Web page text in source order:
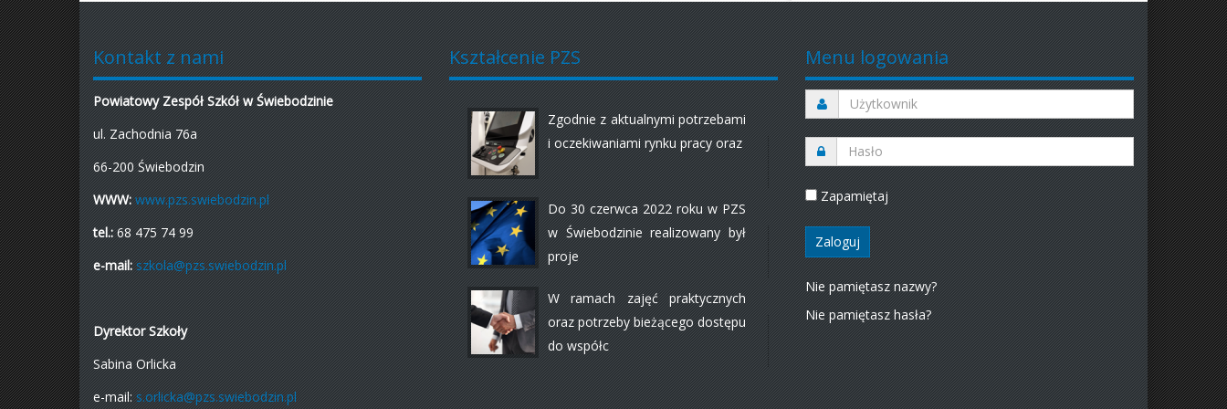
Kontakt z nami
Powiatowy Zespół Szkół w Świebodzinie
ul. Zachodnia 76a
66-200 Świebodzin
WWW: www.pzs.swiebodzin.pl
tel.: 68 475 74 99
e-mail: szkola@pzs.swiebodzin.pl
Dyrektor Szkoły
Sabina Orlicka
e-mail: s.orlicka@pzs.swiebodzin.pl
Kształcenie PZS
Zgodnie z aktualnymi potrzebami
i oczekiwaniami rynku pracy oraz
Do 30 czerwca 2022 roku w PZS
w Świebodzinie realizowany był
proje
W ramach zajęć praktycznych
oraz potrzeby bieżącego dostępu
do współc
Menu logowania
Zapamiętaj
Nie pamiętasz nazwy?
Nie pamiętasz hasła?